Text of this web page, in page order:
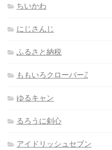
ちいかわ
にじさんじ
ふるさと納税
ももいろクローバーZ
ゆるキャン
るろうに剣心
アイドリッシュセブン